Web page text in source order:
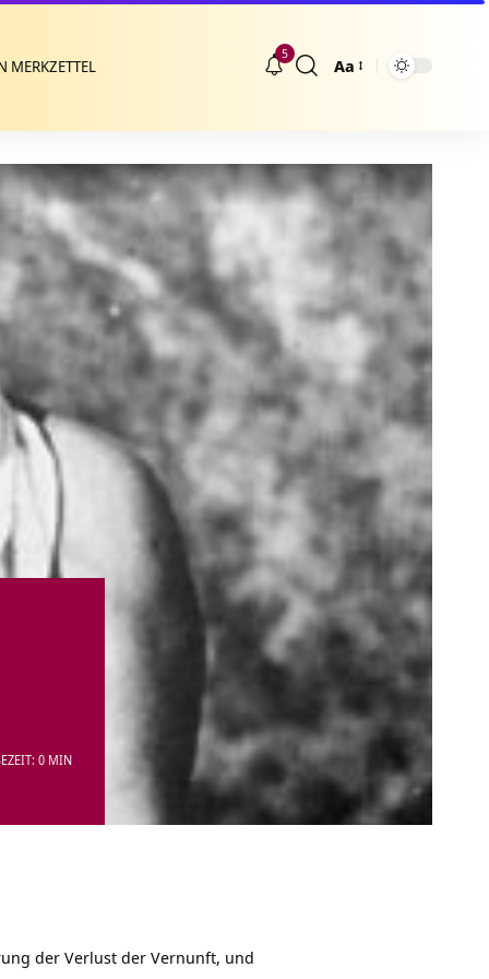
MERKZETTEL
5
Größenänderung
Aa
0 MIN
der Verlust der Vernunft, und